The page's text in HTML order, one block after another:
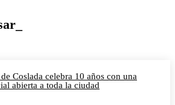
Coslada celebra 10 años con una
abierta a toda la ciudad